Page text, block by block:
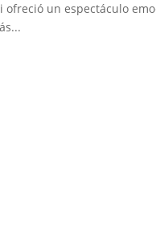
ofreció un espectáculo